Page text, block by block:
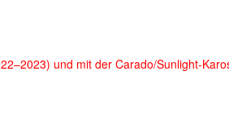
und mit der Carado/Sunlight-